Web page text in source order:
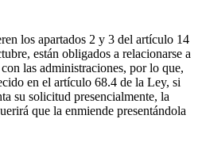
los apartados 2 y 3 del artículo 14
están obligados a relacionarse a
las administraciones, por lo que,
en el artículo 68.4 de la Ley, si
su solicitud presencialmente, la
que la enmiende presentándola